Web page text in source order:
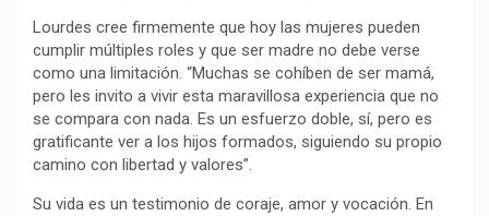
Lourdes cree firmemente que hoy las mujeres pueden
cumplir múltiples roles y que ser madre no debe verse
como una limitación. “Muchas se cohíben de ser mamá,
pero les invito a vivir esta maravillosa experiencia que no
se compara con nada. Es un esfuerzo doble, sí, pero es
gratificante ver a los hijos formados, siguiendo su propio
camino con libertad y valores”.
Su vida es un testimonio de coraje, amor y vocación. En